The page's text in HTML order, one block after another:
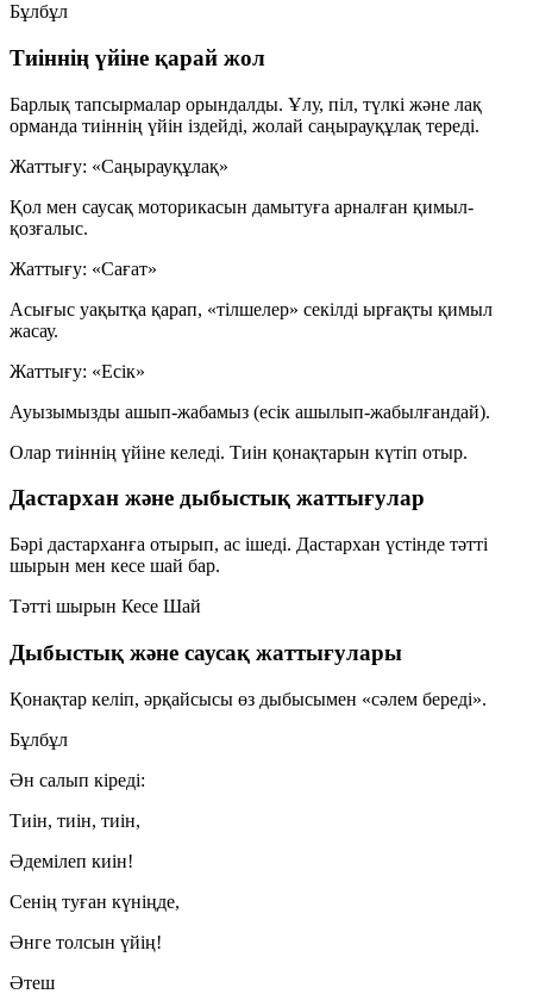
Бұлбұл
Тиіннің үйіне қарай жол
Барлық тапсырмалар орындалды. Ұлу, піл, түлкі және лақ
орманда тиіннің үйін іздейді, жолай саңырауқұлақ тереді.
Жаттығу: «Саңырауқұлақ»
Қол мен саусақ моторикасын дамытуға арналған қимыл-
қозғалыс.
Жаттығу: «Сағат»
Асығыс уақытқа қарап, «тілшелер» секілді ырғақты қимыл
жасау.
Жаттығу: «Есік»
Ауызымызды ашып-жабамыз (есік ашылып-жабылғандай).
Олар тиіннің үйіне келеді. Тиін қонақтарын күтіп отыр.
Дастархан және дыбыстық жаттығулар
Бәрі дастарханға отырып, ас ішеді. Дастархан үстінде тәтті
шырын мен кесе шай бар.
Тәтті шырын Кесе Шай
Дыбыстық және саусақ жаттығулары
Қонақтар келіп, әрқайсысы өз дыбысымен «сәлем береді».
Бұлбұл
Ән салып кіреді:
Тиін, тиін, тиін,
Әдемілеп киін!
Сенің туған күніңде,
Әнге толсын үйің!
Әтеш